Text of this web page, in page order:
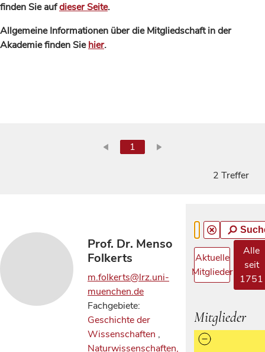
finden Sie aufdieser Seite.
Allgemeine Informationen über die Mitgliedschaft in der
Akademie finden Siehier.
1
2 Treffer
Prof. Dr. Menso
Folkerts
m.folkerts@lrz.uni-
muenchen.de
Fachgebiete:
Geschichte der
Wissenschaften ,
Naturwissenschaften,
Aktuelle
Mitglieder
Alle
seit
1751
Mitglieder